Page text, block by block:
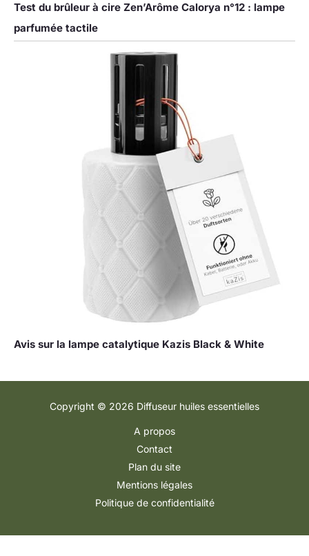
Test du brûleur à cire Zen’Arôme Calorya n°12 : lampe
parfumée tactile
Avis sur la lampe catalytique Kazis Black & White
Copyright © 2026 Diffuseur huiles essentielles
A propos
Contact
Plan du site
Mentions légales
Politique de confidentialité